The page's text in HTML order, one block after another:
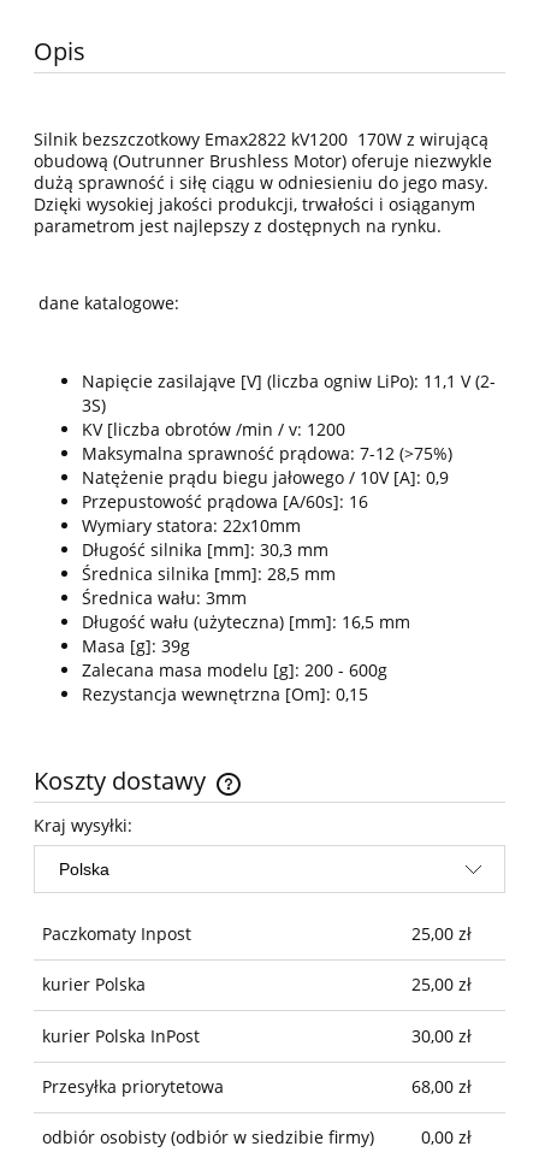
Opis
Silnik bezszczotkowy Emax2822 kV1200 170W z wirującą
obudową (Outrunner Brushless Motor) oferuje niezwykle
dużą sprawność i siłę ciągu w odniesieniu do jego masy.
Dzięki wysokiej jakości produkcji, trwałości i osiąganym
parametrom jest najlepszy z dostępnych na rynku.
dane katalogowe:
Napięcie zasilająve [V] (liczba ogniw LiPo): 11,1 V (2-
3S)
KV [liczba obrotów /min / v: 1200
Maksymalna sprawność prądowa: 7-12 (>75%)
Natężenie prądu biegu jałowego / 10V [A]: 0,9
Przepustowość prądowa [A/60s]: 16
Wymiary statora: 22x10mm
Długość silnika [mm]: 30,3 mm
Średnica silnika [mm]: 28,5 mm
Średnica wału: 3mm
Długość wału (użyteczna) [mm]: 16,5 mm
Masa [g]: 39g
Zalecana masa modelu [g]: 200 - 600g
Rezystancja wewnętrzna [Om]: 0,15
Koszty dostawy
Cena nie zawiera ewentualnych kosztów płatności
Kraj wysyłki:
Paczkomaty Inpost 25,00 zł
kurier Polska 25,00 zł
kurier Polska InPost 30,00 zł
Przesyłka priorytetowa 68,00 zł
odbiór osobisty (odbiór w siedzibie firmy) 0,00 zł